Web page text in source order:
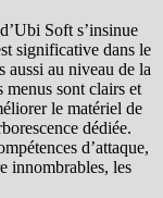
Soft s’insinue
significative dans le
aussi au niveau de la
menus sont clairs et
le matériel de
dédiée.
d’attaque,
innombrables, les